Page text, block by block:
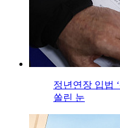
정년연장 입법
쏠린 눈